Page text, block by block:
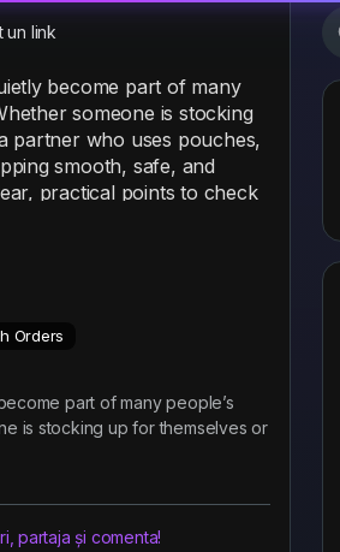
un link
become part of many
someone is stocking
partner who uses pouches,
smooth, safe, and
practical points to check
Orders
part of many people’s
is stocking up for themselves or
partaja și comenta!